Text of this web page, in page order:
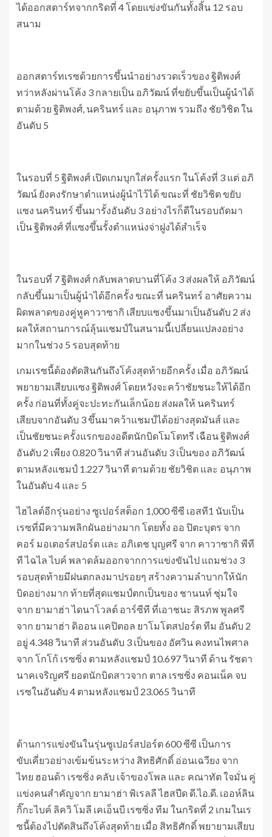
ได้ออกสตาร์ทจากกริดที่ 4 โดยแข่งขันกันทั้งสิ้น 12 รอบ
สนาม
ออกสตาร์ทเรซด้วยการขึ้นนำอย่างรวดเร็วของ ฐิติพงศ์
ทว่าหลังผ่านโค้ง 3 กลายเป็น อภิวัฒน์ ที่ขยับขึ้นเป็นผู้นำได้
ตามด้วย ฐิติพงศ์, นครินทร์ และ อนุภาพ รวมถึง ชัยวิชิต ใน
อันดับ 5
ในรอบที่ 5 ฐิติพงศ์ เปิดเกมบุกใส่ครั้งแรก ในโค้งที่ 3 แต่ อภิ
วัฒน์ ยังคงรักษาตำแหน่งผู้นำไว้ได้ ขณะที่ ชัยวิชิต ขยับ
แซง นครินทร์ ขึ้นมารั้งอันดับ 3 อย่างไรก็ดีในรอบถัดมา
เป็น ฐิติพงศ์ ที่แซงขึ้นรั้งตำแหน่งจ่าฝูงได้สำเร็จ
ในรอบที่ 7 ฐิติพงศ์ กลับพลาดบานที่โค้ง 3 ส่งผลให้ อภิวัฒน์
กลับขึ้นมาเป็นผู้นำได้อีกครั้ง ขณะที่ นครินทร์ อาศัยความ
ผิดพลาดของคู่หูคาวาซากิ เสียบแซงขึ้นมาเป็นอันดับ 2 ส่ง
ผลให้สถานการณ์ลุ้นแชมป์ในสนามนี้เปลี่ยนแปลงอย่าง
มากในช่วง 5 รอบสุดท้าย
เกมเรซนี้ต้องตัดสินกันถึงโค้งสุดท้ายอีกครั้ง เมื่อ อภิวัฒน์
พยายามเสียบแซง ฐิติพงศ์ โดยหวังจะคว้าชัยชนะให้ได้อีก
ครั้ง ก่อนที่ทั้งคู่จะปะทะกันเล็กน้อย ส่งผลให้ นครินทร์
เสียบจากอันดับ 3 ขึ้นมาคว้าแชมป์ได้อย่างสุดมันส์ และ
เป็นชัยชนะครั้งแรกของอดีตนักบิดโมโตทรี เฉือน ฐิติพงศ์
อันดับ 2 เพียง 0.820 วินาที ส่วนอันดับ 3 เป็นของ อภิวัฒน์
ตามหลังแชมป์ 1.227 วินาที ตามด้วย ชัยวิชิต และ อนุภาพ
ในอันดับ 4 และ 5
ไฮไลต์อีกรุ่นอย่าง ซูเปอร์สต็อก 1,000 ซีซี เอสที1 นับเป็น
เรซที่มีความพลิกผันอย่างมาก โดยทั้ง ออ ปิตะบุตร จาก
คอร์ มอเตอร์สปอร์ต และ อภิเดช บุญศรี จาก คาวาซากิ พีที
ที ไฉไล ไบค์ พลาดล้มออกจากการแข่งขันไป แถมช่วง 3
รอบสุดท้ายมีฝนตกลงมาปรอยๆ สร้างความลำบากให้นัก
บิดอย่างมาก ท้ายที่สุดแชมป์ตกเป็นของ ชานนท์ ชุ่มใจ
จาก ยามาฮ่า ไดนาโวลต์ อาร์ซีที ที่เอาชนะ สิรภพ พูลศรี
จาก ยามาฮ่า ดิออน แคปิตอล ยาโมโตสปอร์ต ทีม อันดับ 2
อยู่ 4.348 วินาที ส่วนอันดับ 3 เป็นของ อัศวิน คงทนไพศาล
จาก โกโก้ เรซซิ่ง ตามหลังแชมป์ 10.697 วินาที ด้าน รัชดา
นาคเจริญศรี ยอดนักบิดสาวจาก ตาล เรซซิ่ง คอนเน็ค จบ
เรซในอันดับ 4 ตามหลังแชมป์ 23.065 วินาที
ด้านการแข่งขันในรุ่นซูเปอร์สปอร์ต 600 ซีซี เป็นการ
ขับเคี่ยวอย่างเข้มข้นระหว่าง สิทธิศักดิ์ อ่อนเฉวียง จาก
ไทย ฮอนด้า เรซซิ่ง คลับ เจ้าของโพล และ คณาทัต ใจมั่น คู่
แข่งคนสำคัญจาก ยามาฮ่า พิเรลลี ไฮสปีด ดี.ไอ.ดี. เออห์ลิน
กิ๊กะไบค์ ลิควิ โมลี เคเอ็นบี เรซซิ่ง ทีม ในกริดที่ 2 เกมในเร
ซนี้ต้องไปตัดสินถึงโค้งสุดท้าย เมื่อ สิทธิศักดิ์ พยายามเสียบ